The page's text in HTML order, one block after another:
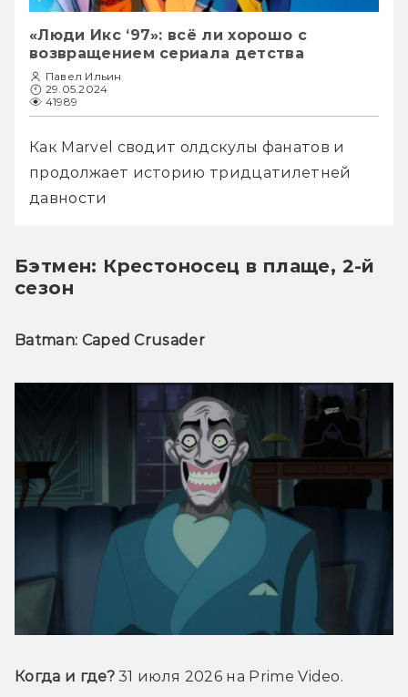
«Люди Икс ‘97»: всё ли хорошо с
возвращением сериала детства
Павел Ильин
29.05.2024
41989
Как Marvel сводит олдскулы фанатов и
продолжает историю тридцатилетней
давности
Бэтмен: Крестоносец в плаще, 2-й
сезон
Batman: Caped Crusader
Когда и где? 31 июля 2026 на Prime Video.